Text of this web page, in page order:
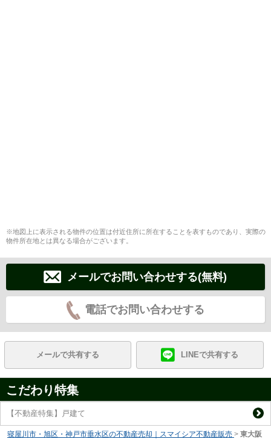
※地図上に表示される物件の位置は付近住所に所在することを表すものであり、実際の
物件所在地とは異なる場合がございます。
メールでお問い合わせする(無料)
電話でお問い合わせする
メールで共有する LINEで共有する
こだわり特集
【不動産特集】戸建て
寝屋川市・旭区・神戸市垂水区の不動産売却｜スマイシア不動産販売 > 東大阪